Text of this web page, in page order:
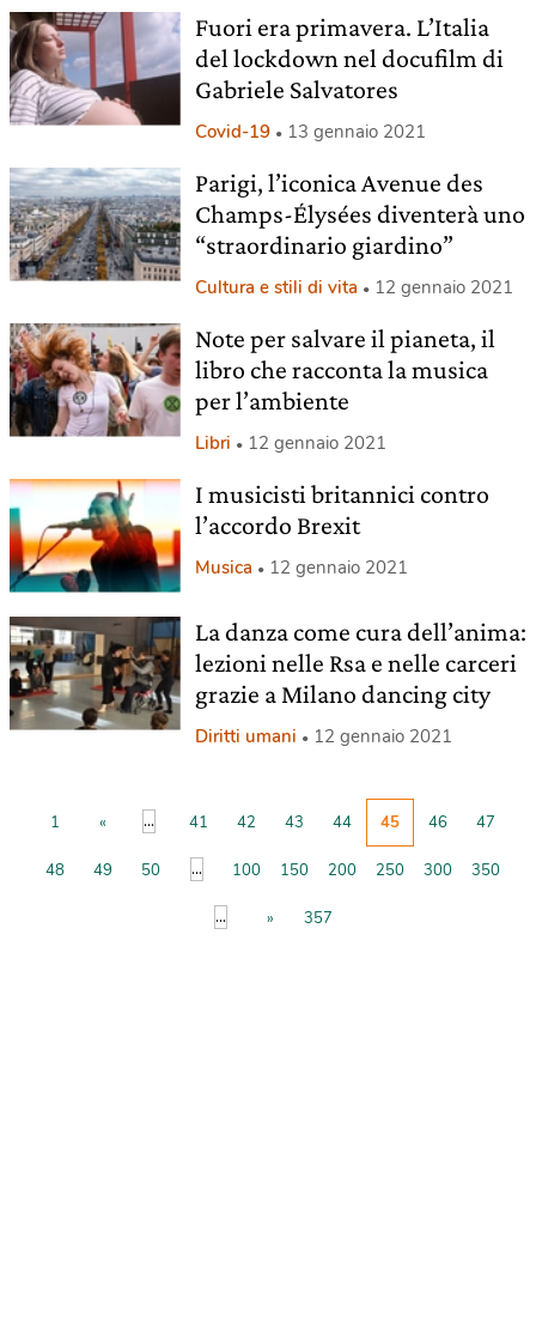
Fuori era primavera. L’Italia
del lockdown nel docufilm di
Gabriele Salvatores
Covid-19 13 gennaio 2021
Parigi, l’iconica Avenue des
Champs-Élysées diventerà uno
“straordinario giardino”
Cultura e stili di vita 12 gennaio 2021
Note per salvare il pianeta, il
libro che racconta la musica
per l’ambiente
Libri 12 gennaio 2021
I musicisti britannici contro
l’accordo Brexit
Musica 12 gennaio 2021
La danza come cura dell’anima:
lezioni nelle Rsa e nelle carceri
grazie a Milano dancing city
Diritti umani 12 gennaio 2021
1 « ... 41 42 43 44 45 46 47
48 49 50 ... 100 150 200 250 300 350
... » 357